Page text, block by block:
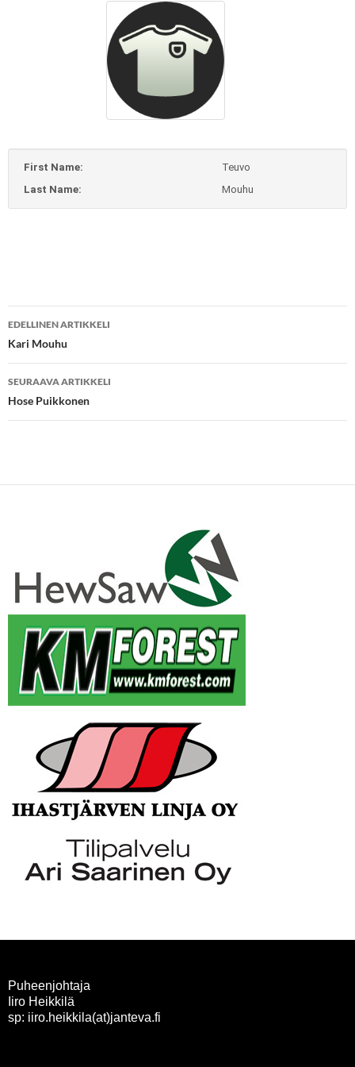
First Name:
Teuvo
Last Name:
Mouhu
Artikkelien
selaus
EDELLINEN ARTIKKELI
Kari Mouhu
SEURAAVA ARTIKKELI
Hose Puikkonen
Puheenjohtaja
Iiro Heikkilä
sp: iiro.heikkila(at)janteva.fi